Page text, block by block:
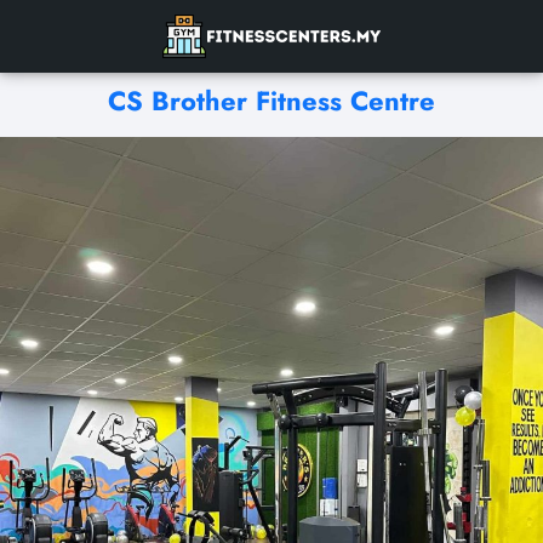
CS Brother Fitness Centre